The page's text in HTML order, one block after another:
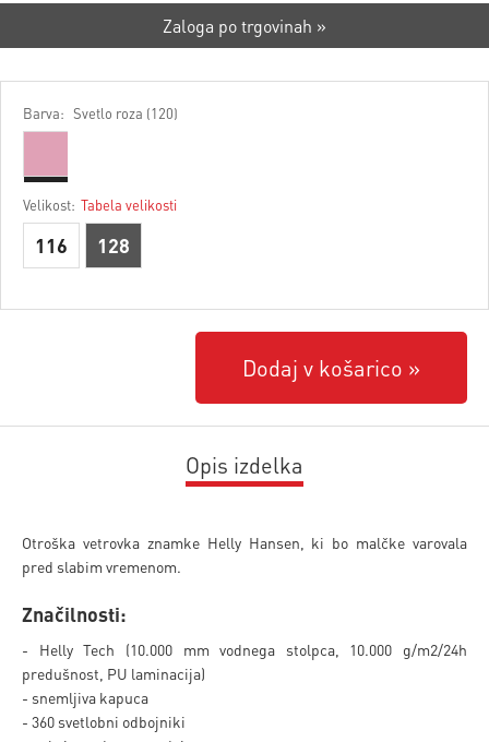
Zaloga po trgovinah »
Barva: Svetlo roza (120)
Velikost: Tabela velikosti
116 128
Dodaj v košarico
Opis izdelka
Otroška vetrovka znamke Helly Hansen, ki bo malčke varovala
pred slabim vremenom.
Značilnosti:
- Helly Tech (10.000 mm vodnega stolpca, 10.000 g/m2/24h
predušnost, PU laminacija)
- snemljiva kapuca
- 360 svetlobni odbojniki